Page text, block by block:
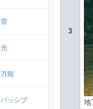
3
地
雷
光
万能
パッシブ